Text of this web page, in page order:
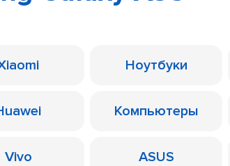
Ноутбуки
Компьютеры
Vivo ASUS